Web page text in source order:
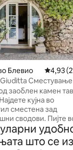
Блевио
4,93
Сместување
заоблен камен
кујна во
сместена зад
сводови. Пијте
на езеро и
Влезете
Комо од
што се